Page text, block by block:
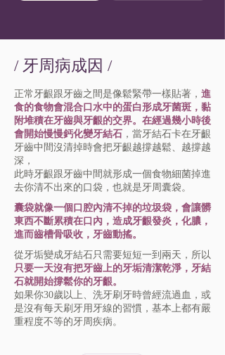
​/ 牙周病成因 /
正常牙齦跟牙齒之間是像鬆緊帶一樣貼著， 進
食的食物會混合口水中的蛋白形成牙菌斑，黏
附堆積在牙齒與牙齦的交界。在經過幾小時後
會開始慢慢鈣化變牙結石 ，當牙結石卡在牙齦
牙齒中間沒清掉時會把牙齦越撐越鬆、越撐越
深，
此時牙齦跟牙齒中 間就形成一個食物細菌掉進
去你清不出來的口袋，也就是牙周囊袋。
囊袋就像一個口腔內清不掉的垃圾袋，會讓髒
東⻄不斷累積在口內，造成牙齦發炎，化膿，
進而齒槽骨吸收，牙齒動搖。
從牙垢變成牙結石只需要短短一到兩天，所以
只要一天沒有把牙齒上的牙垢清潔乾淨，牙結
石就開始撐鬆你的牙齦。
如果你30歲以上、洗牙刷牙時曾經流過血，或
是沒有每天刷牙用牙線的習慣，基本上都有嚴
重程度不等的牙周疾病。